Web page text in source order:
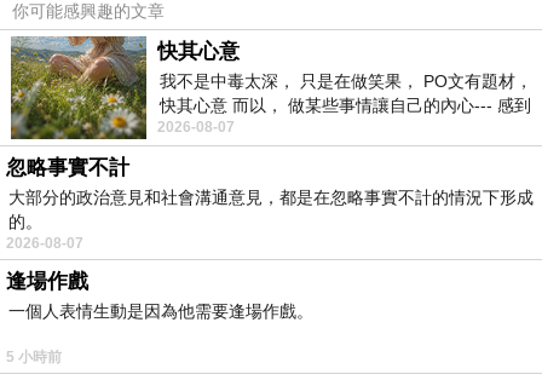
羊的蹄子和尾巴，問道‥
「尊貴？可我怎麼覺得……你走路的姿態沉重，身
上的斑點，也有一股泥腥味？
更重要的是，你的聲音……」
就在這時，牧場外，山巔上，突然傳來一陣狼
嚎。
山羊生性膽小，一聽到狼嚎，頓時嚇得魂飛魄
散；一瞬間，竟忘了所有偽裝，本能地扯開嗓門，
發出了尖銳而驚恐的啼叫‥「咩……咩……救命
啊……咩……」
這無比高亢的「咩咩」羊叫聲，瞬間在安靜的
牧場上炸開。
你可能感興趣的文章
快其心意
我不是中毒太深， 只是在做笑果， PO文有題材，
快其心意 而以， 做某些事情讓自己的內心--- 感到
愉快。
2026-08-07
忽略事實不計
大部分的政治意見和社會溝通意見，都是在忽略事實不計的情況下形成
的。
2026-08-07
逢場作戲
一個人表情生動是因為他需要逢場作戲。
5 小時前